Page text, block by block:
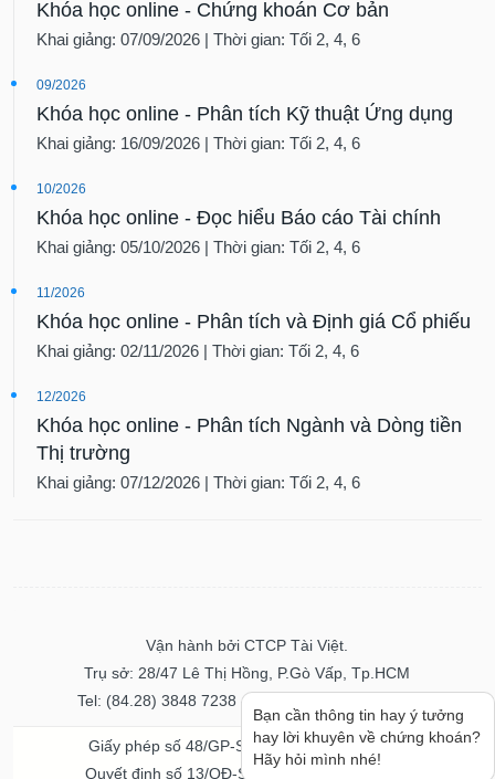
Khóa học online - Chứng khoán Cơ bản
Khai giảng: 07/09/2026 | Thời gian: Tối 2, 4, 6
09/2026
Khóa học online - Phân tích Kỹ thuật Ứng dụng
Khai giảng: 16/09/2026 | Thời gian: Tối 2, 4, 6
10/2026
Khóa học online - Đọc hiểu Báo cáo Tài chính
Khai giảng: 05/10/2026 | Thời gian: Tối 2, 4, 6
11/2026
Khóa học online - Phân tích và Định giá Cổ phiếu
Khai giảng: 02/11/2026 | Thời gian: Tối 2, 4, 6
12/2026
Khóa học online - Phân tích Ngành và Dòng tiền
Thị trường
Khai giảng: 07/12/2026 | Thời gian: Tối 2, 4, 6
Vận hành bởi CTCP Tài Việt.
Trụ sở: 28/47 Lê Thị Hồng, P.Gò Vấp, Tp.HCM
Tel: (84.28) 3848 7238 - Fax: (84.28) 3848 7237
Giấy phép số 48/GP-STTTT ngày 04/11/2016
Quyết định số 13/QĐ-STTTT ngày 02/11/2017
Bạn cần thông tin hay ý tưởng
hay lời khuyên về chứng khoán?
Hãy hỏi mình nhé!